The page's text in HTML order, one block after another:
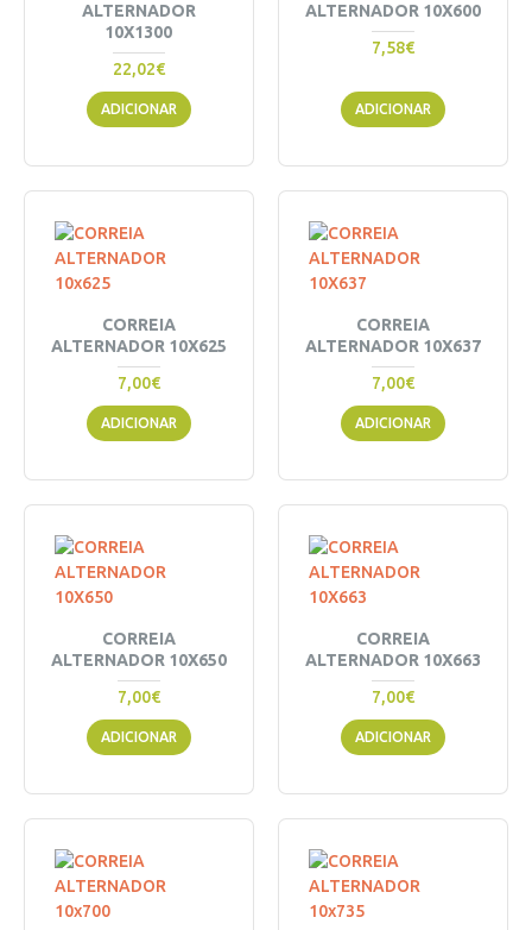
ALTERNADOR
10X1300
22,02€
ADICIONAR
ALTERNADOR 10X600
7,58€
ADICIONAR
CORREIA
ALTERNADOR 10X625
7,00€
ADICIONAR
CORREIA
ALTERNADOR 10X637
7,00€
ADICIONAR
CORREIA
ALTERNADOR 10X650
7,00€
ADICIONAR
CORREIA
ALTERNADOR 10X663
7,00€
ADICIONAR